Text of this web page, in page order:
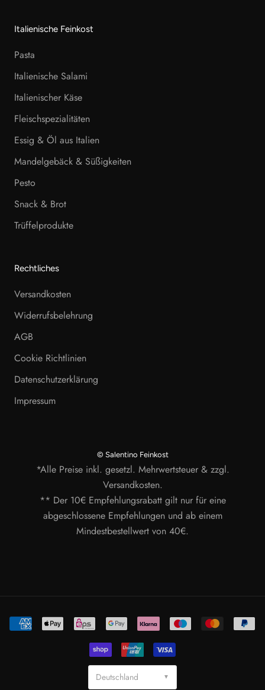
Italienische Feinkost
Pasta
Italienische Salami
Italienischer Käse
Fleischspezialitäten
Essig & Öl aus Italien
Mandelgebäck & Süßigkeiten
Pesto
Snack & Brot
Trüffelprodukte
Rechtliches
Versandkosten
Widerrufsbelehrung
AGB
Cookie Richtlinien
Datenschutzerklärung
Impressum
© Salentino Feinkost
*Alle Preise inkl. gesetzl. Mehrwertsteuer & zzgl.
Versandkosten.
** Der 10€ Empfehlungsrabatt gilt nur für eine
abgeschlossene Empfehlungen und ab einem
Mindestbestellwert von 40€.
Deutschland ▼